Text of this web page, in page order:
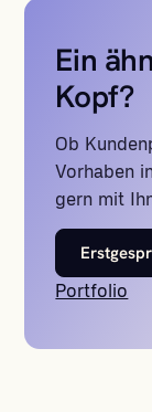
Ein
Kopf?
Ob
Vorhaben
gern mit
Portfolio